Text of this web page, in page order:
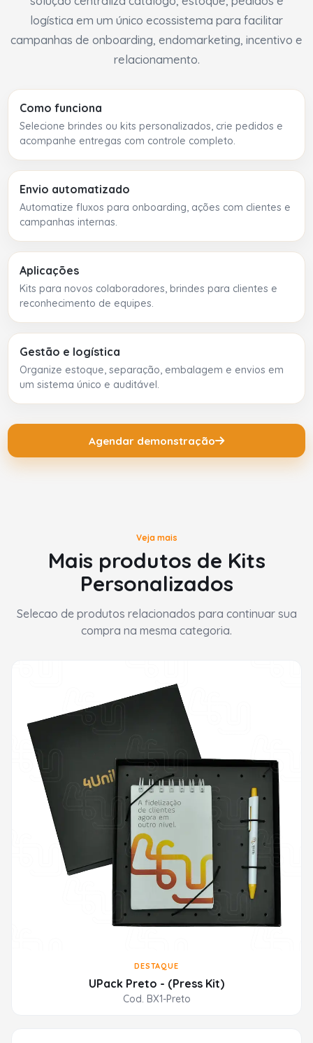
logística em um único ecossistema para facilitar
campanhas de onboarding, endomarketing, incentivo e
relacionamento.
Como funciona
Selecione brindes ou kits personalizados, crie pedidos e
acompanhe entregas com controle completo.
Envio automatizado
Automatize fluxos para onboarding, ações com clientes e
campanhas internas.
Aplicações
Kits para novos colaboradores, brindes para clientes e
reconhecimento de equipes.
Gestão e logística
Organize estoque, separação, embalagem e envios em
um sistema único e auditável.
Agendar demonstração
Veja mais
Mais produtos de Kits
Personalizados
Selecao de produtos relacionados para continuar sua
compra na mesma categoria.
DESTAQUE
UPack Preto - (Press Kit)
Cod. BX1-Preto